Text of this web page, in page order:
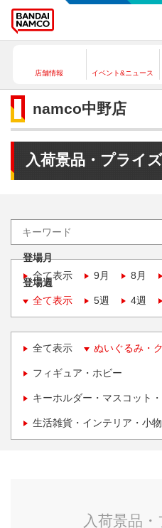
店舗情報 イベント&ニュース
namco中野店
入荷景品・プライ
登場月
全て表示
9月 8月
登場週
全て表示
5週 4週
全て表示 ぬいぐるみ・
フィギュア・ホビー
キーホルダー・マスコット
生活雑貨・インテリア・小物